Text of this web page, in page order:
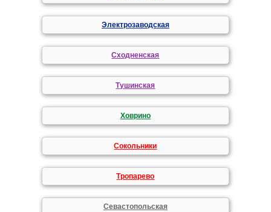
Электрозаводская
Сходненская
Тушинская
Ховрино
Сокольники
Тропарево
Севастопольская